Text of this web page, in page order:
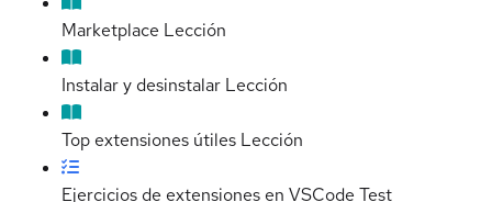
Marketplace Lección
Instalar y desinstalar Lección
Top extensiones útiles Lección
Ejercicios de extensiones en VSCode Test